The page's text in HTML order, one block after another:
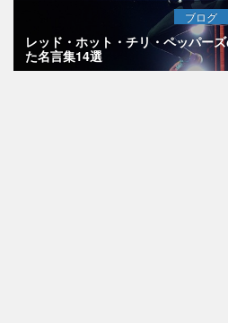
ブログ
レッド・ホット・チリ・ペッパー
た名言集14選